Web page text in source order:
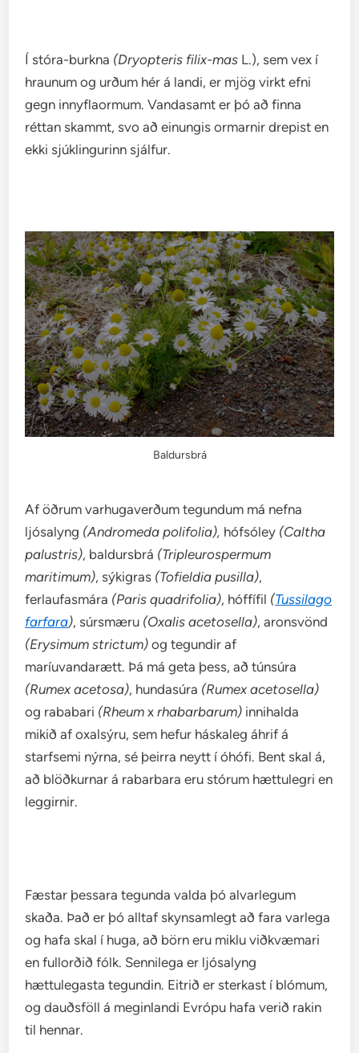
Í stóra-burkna (Dryopteris filix-mas L.), sem vex í
hraunum og urðum hér á landi, er mjög virkt efni
gegn innyflaormum. Vandasamt er þó að finna
réttan skammt, svo að einungis ormarnir drepist en
ekki sjúklingurinn sjálfur.
Baldursbrá
Af öðrum varhugaverðum tegundum má nefna
ljósalyng (Andromeda polifolia), hófsóley (Caltha
palustris), baldursbrá (Tripleurospermum
maritimum), sýkigras (Tofieldia pusilla),
ferlaufasmára (Paris quadrifolia), hóffífil (Tussilago
farfara), súrsmæru (Oxalis acetosella), aronsvönd
(Erysimum strictum) og tegundir af
maríuvandarætt. Þá má geta þess, að túnsúra
(Rumex acetosa), hundasúra (Rumex acetosella)
og rababari (Rheum xrhabarbarum) innihalda
mikið af oxalsýru, sem hefur háskaleg áhrif á
starfsemi nýrna, sé þeirra neytt í óhófi. Bent skal á,
að blöðkurnar á rabarbara eru stórum hættulegri en
leggirnir.
Fæstar þessara tegunda valda þó alvarlegum
skaða. Það er þó alltaf skynsamlegt að fara varlega
og hafa skal í huga, að börn eru miklu viðkvæmari
en fullorðið fólk. Sennilega er ljósalyng
hættulegasta tegundin. Eitrið er sterkast í blómum,
og dauðsföll á meginlandi Evrópu hafa verið rakin
til hennar.